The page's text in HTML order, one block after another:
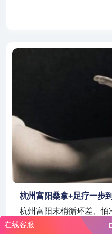
在线客服
杭州富阳桑拿+足疗一步
杭州富阳末梢循环差、
适合温养。桑拿暖身，